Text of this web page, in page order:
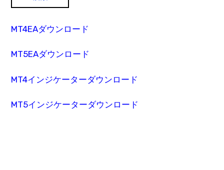
MT4EAダウンロード
MT5EAダウンロード
MT4インジケーターダウンロード
MT5インジケーターダウンロード